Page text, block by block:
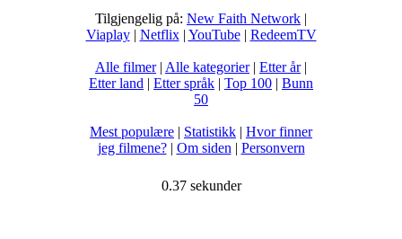
Tilgjengelig på: New Faith Network |
Viaplay| Netflix| YouTube| RedeemTV
Alle filmer| Alle kategorier| Etter år|
Etter land | Etter språk | Top 100 | Bunn
50
Mest populære | Statistikk | Hvor finner
jeg filmene?| Om siden| Personvern
0.37 sekunder